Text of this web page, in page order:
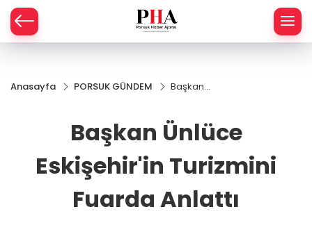
Anasayfa PORSUK GÜNDEM
Başkan
Turizmini
Fuarda
Anlattı
Başkan Ünlüce
Eskişehir'in Turizmini
Fuarda Anlattı